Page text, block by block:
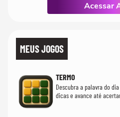
Acessar
MEUS JOGOS
TERMO
Descubra a palavra do
dicas e avance até